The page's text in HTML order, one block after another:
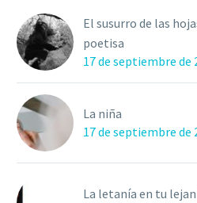
El susurro de las
poetisa
17 de septiembre de
La niña
17 de septiembre de
La letanía en tu